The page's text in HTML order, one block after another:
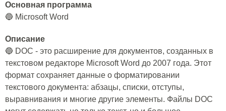
Основная программа
🔵 Microsoft Word
Описание
🔵 DOC - это расширение для документов, созданных в
текстовом редакторе Microsoft Word до 2007 года. Этот
формат сохраняет данные о форматировании
текстового документа: абзацы, списки, отступы,
выравнивания и многие другие элементы. Файлы DOC